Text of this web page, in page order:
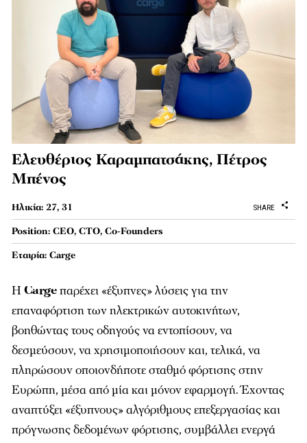
Ελευθέριος Καραμπατσάκης, Πέτρος
Μπένος
SHARE
Ηλικία: 27, 31
Position: CEO, CTO, Co-Founders
Εταιρία: Carge
HCargeπαρέχει «έξυπνες» λύσεις για την
επαναφόρτιση των ηλεκτρικών αυτοκινήτων,
βοηθώντας τους οδηγούς να εντοπίσουν, να
δεσμεύσουν, να χρησιμοποιήσουν και, τελικά, να
πληρώσουν οποιονδήποτε σταθμό φόρτισης στην
Ευρώπη, μέσα από μία και μόνον εφαρμογή. Έχοντας
αναπτύξει «έξυπνους» αλγόριθμους επεξεργασίας και
πρόγνωσης δεδομένων φόρτισης, συμβάλλει ενεργά